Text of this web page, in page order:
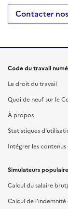
Contacter
Code du travail
Le droit du travail
Quoi de neuf sur le
À propos
Statistiques
Intégrer les
Simulateurs
Calcul du salaire
Calcul de